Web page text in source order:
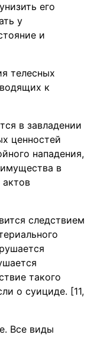
его
у
и
телесных
к
в завладении
ценностей
нападения,
в
актов
следствием
такого
о суициде. [11,
Все виды